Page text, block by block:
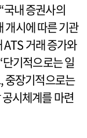
국내 증권사의
개시에 따른 기관
ATS 거래 증가와
기적으로는 일
중장기적으로는
시체계를 마련